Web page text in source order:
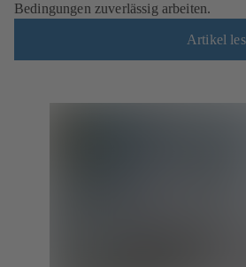
Bedingungen zuverlässig arbeiten.
Artikel